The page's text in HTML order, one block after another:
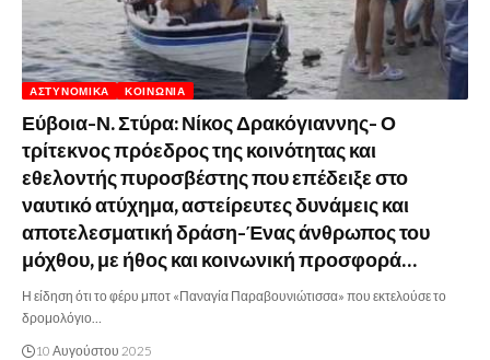
ΑΣΤΥΝΟΜΙΚΆ ΚΟΙΝΩΝΊΑ
Εύβοια-Ν. Στύρα: Νίκος Δρακόγιαννης- Ο
τρίτεκνος πρόεδρος της κοινότητας και
εθελοντής πυροσβέστης που επέδειξε στο
ναυτικό ατύχημα, αστείρευτες δυνάμεις και
αποτελεσματική δράση-Ένας άνθρωπος του
μόχθου, με ήθος και κοινωνική προσφορά…
Η είδηση ότι το φέρυ μποτ «Παναγία Παραβουνιώτισσα» που εκτελούσε το
δρομολόγιο…
10 Αυγούστου 2025